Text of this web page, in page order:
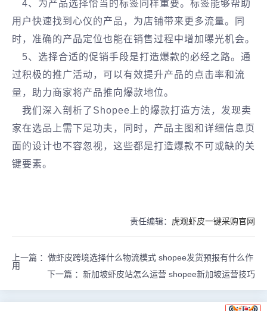
4、为产品选择恰当的标签同样重要。标签能够帮助
用户快速找到心仪的产品，为店铺带来更多流量。同
时，准确的产品定位也能在销售过程中增加曝光机会。
5、选择合适的促销手段是打造爆款的必经之路。通
过积极的推广活动，可以有效提升产品的点击率和流
量，助力商家将产品推向爆款地位。
我们深入剖析了Shopee上的爆款打造方法，发现卖
家在选品上需下足功夫，同时，产品主图和详细信息页
面的设计也不容忽视，这些都是打造爆款不可或缺的关
键要素‌。
责任编辑： 虎观虾皮一键采购官网
上一篇 ： 做虾皮跨境选择什么物流模式 shopee发货预报有什么作
用
下一篇 ： 新加坡虾皮站怎么运营 shopee新加坡运营技巧